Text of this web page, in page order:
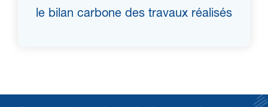
le bilan carbone des travaux réalisés